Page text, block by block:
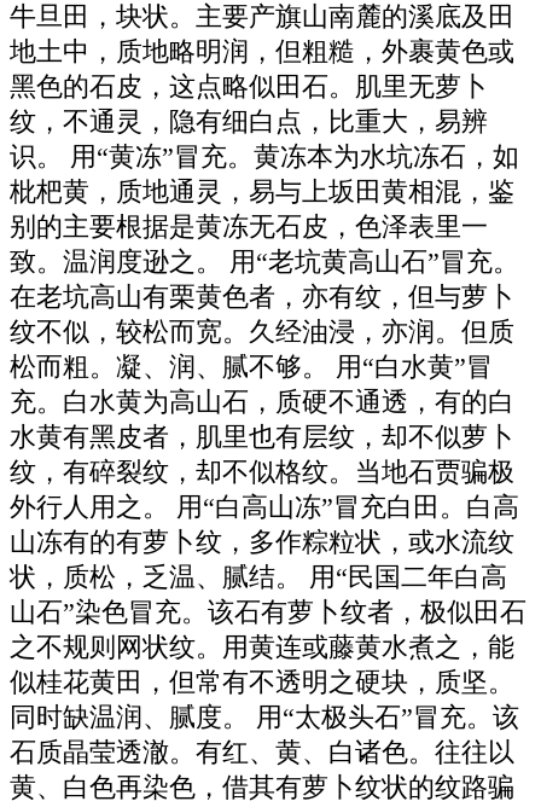
牛旦田，块状。主要产旗山南麓的溪底及田
地土中，质地略明润，但粗糙，外裹黄色或
黑色的石皮，这点略似田石。肌里无萝卜
纹，不通灵，隐有细白点，比重大，易辨
识。 用“黄冻”冒充。黄冻本为水坑冻石，如
枇杷黄，质地通灵，易与上坂田黄相混，鉴
别的主要根据是黄冻无石皮，色泽表里一
致。温润度逊之。 用“老坑黄高山石”冒充。
在老坑高山有栗黄色者，亦有纹，但与萝卜
纹不似，较松而宽。久经油浸，亦润。但质
松而粗。凝、润、腻不够。 用“白水黄”冒
充。白水黄为高山石，质硬不通透，有的白
水黄有黑皮者，肌里也有层纹，却不似萝卜
纹，有碎裂纹，却不似格纹。当地石贾骗极
外行人用之。 用“白高山冻”冒充白田。白高
山冻有的有萝卜纹，多作粽粒状，或水流纹
状，质松，乏温、腻结。 用“民国二年白高
山石”染色冒充。该石有萝卜纹者，极似田石
之不规则网状纹。用黄连或藤黄水煮之，能
似桂花黄田，但常有不透明之硬块，质坚。
同时缺温润、腻度。 用“太极头石”冒充。该
石质晶莹透澈。有红、黄、白诸色。往往以
黄、白色再染色，借其有萝卜纹状的纹路骗